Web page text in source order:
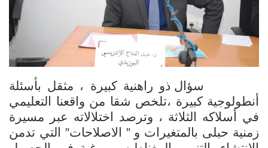
سؤال ذو راهنية كبيرة ، مثقل بأسئلة
أنطولوجية كبيرة ،تلخص شقا من واقعنا التعليمي
في أسلاكه الثلاثة ، وترصد اختلالاته عبر مسيرة
زمنية حبلى بالمتغيرات و ” الاصلاحات” التي تدمن